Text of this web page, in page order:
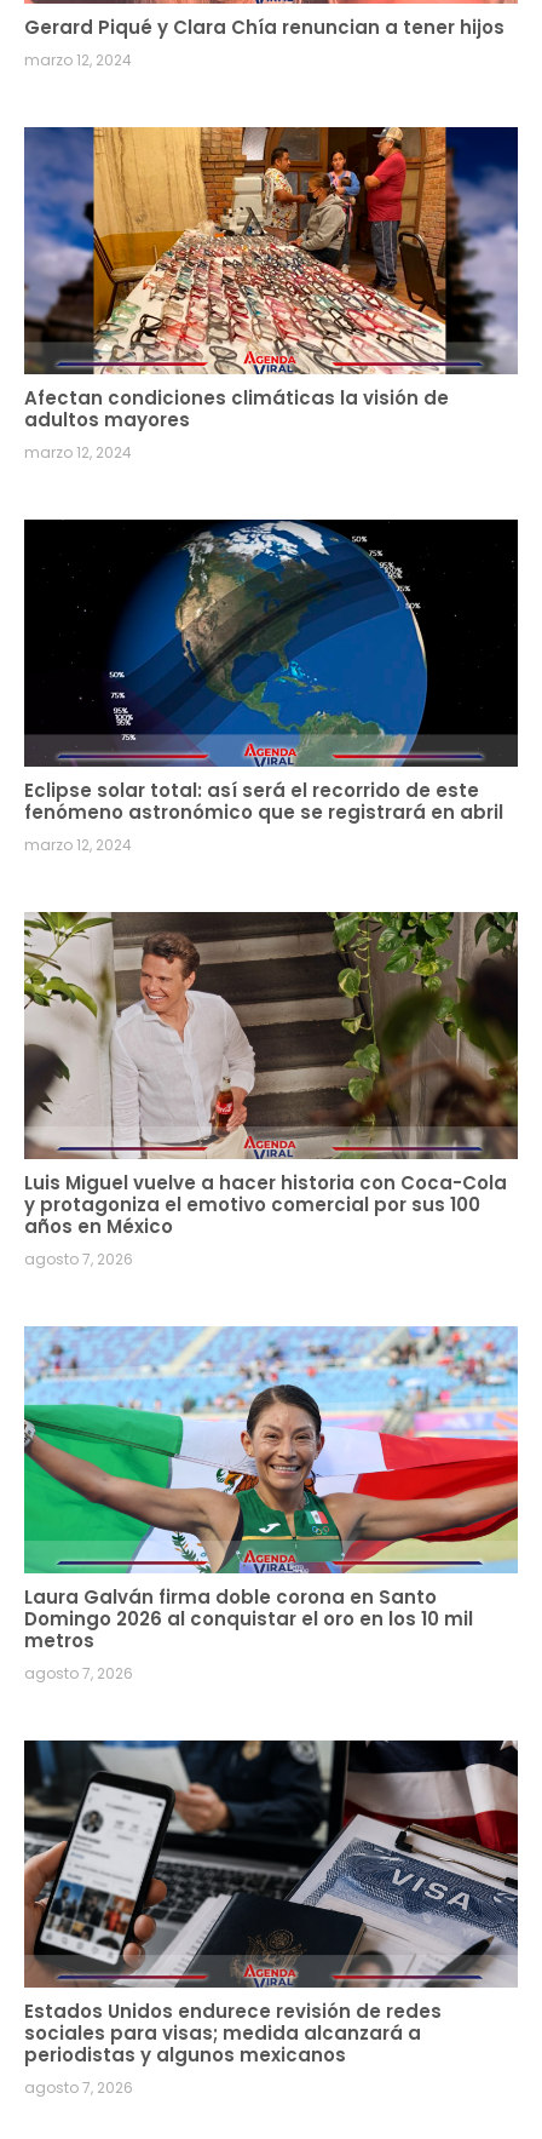
Gerard Piqué y Clara Chía renuncian a tener hijos
marzo 12, 2024
Afectan condiciones climáticas la visión de
adultos mayores
marzo 12, 2024
Eclipse solar total: así será el recorrido de este
fenómeno astronómico que se registrará en abril
marzo 12, 2024
Luis Miguel vuelve a hacer historia con Coca-Cola
y protagoniza el emotivo comercial por sus 100
años en México
agosto 7, 2026
Laura Galván firma doble corona en Santo
Domingo 2026 al conquistar el oro en los 10 mil
metros
agosto 7, 2026
Estados Unidos endurece revisión de redes
sociales para visas; medida alcanzará a
periodistas y algunos mexicanos
agosto 7, 2026